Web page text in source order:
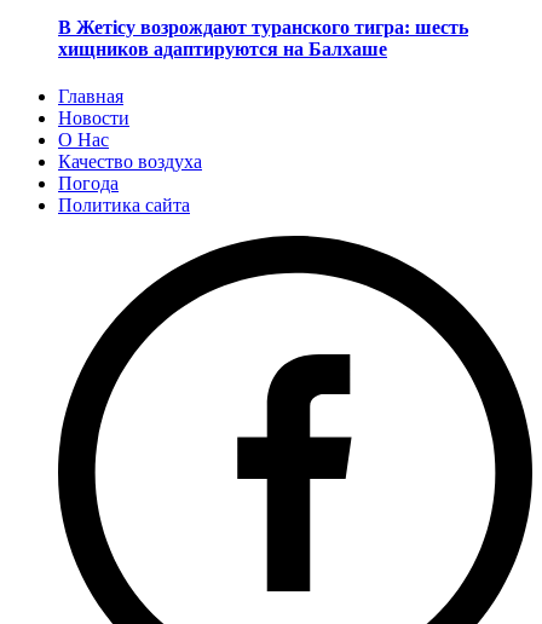
В Жетісу возрождают туранского тигра: шесть
хищников адаптируются на Балхаше
Главная
Новости
О Нас
Качество воздуха
Погода
Политика сайта